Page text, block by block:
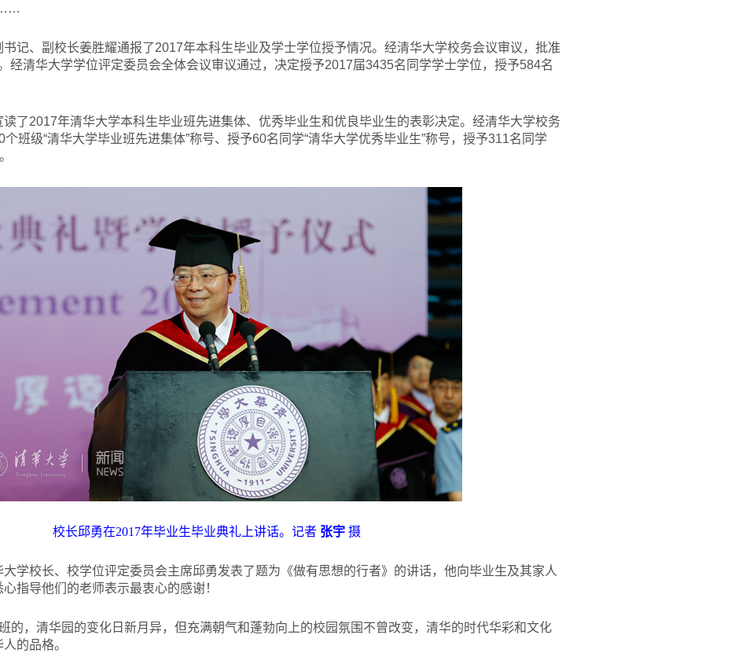
记、副校长姜胜耀通报了2017年本科生毕业及学士学位授予情况。经清华大学校务会议审议，批准
经清华大学学位评定委员会全体会议审议通过，决定授予2017届3435名同学学士学位，授予584名
了2017年清华大学本科生毕业班先进集体、优秀毕业生和优良毕业生的表彰决定。经清华大学校务
班级“清华大学毕业班先进集体”称号、授予60名同学“清华大学优秀毕业生”称号，授予311名同学
校长邱勇在2017年毕业生毕业典礼上讲话。记者 张宇 摄
学校长、校学位评定委员会主席邱勇发表了题为《做有思想的行者》的讲话，他向毕业生及其家人
指导他们的老师表示最衷心的感谢！
的，清华园的变化日新月异，但充满朝气和蓬勃向上的校园氛围不曾改变，清华的时代华彩和文化
的品格。